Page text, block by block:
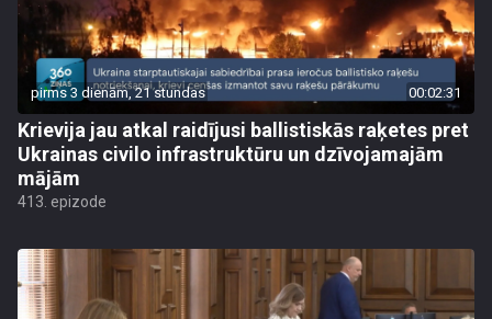
pirms 3 dienām, 21 stundas 00:02:31
Krievija jau atkal raidījusi ballistiskās raķetes pret
Ukrainas civilo infrastruktūru un dzīvojamajām
mājām
413. epizode